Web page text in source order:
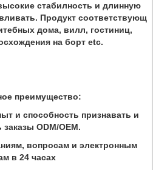
стабилность и длинную
Продукт соответствующ
дома, вилл, гостиниц,
на борт etc.
преимущество:
и способность признавать и
ODM/OEM.
вопросам и электронным
в 24 часах